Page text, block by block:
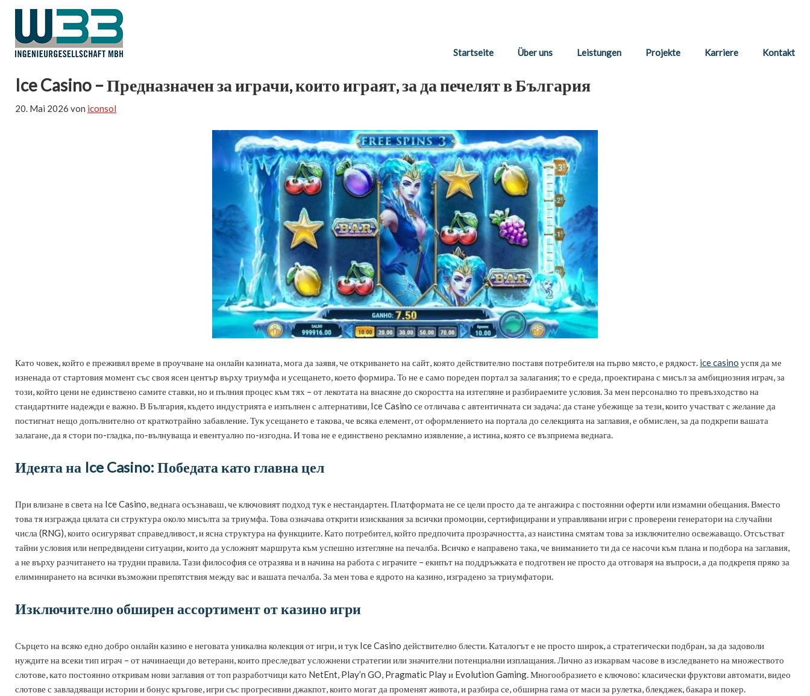
Startseite Über uns Leistungen Projekte Karriere Kontakt
Ice Casino – Предназначен за играчи, които играят, за да печелят в България
20. Mai 2026 von iconsol
Като човек, който е преживял време в проучване на онлайн казината, мога да заявя, че откриването на сайт, която действително поставя потребителя на първо място, е рядкост. ice casino успя да ме
изненада от стартовия момент със своя ясен център върху триумфа и усещането, което формира. То не е само пореден портал за залагания; то е среда, проектирана с мисъл за амбициозния играч, за
този, който цени не единствено самите ставки, но и пълния процес към тях – от лекотата на внасяне до скоростта на изтегляне и разбираемите условия. За мен персонално то превъзходство на
стандартните надежди е важно. В България, където индустрията е изпълнен с алтернативи, Ice Casino се отличава с автентичната си задача: да стане убежище за тези, които участват с желание да
постигнат нещо допълнително от краткотрайно забавление. Тук усещането е такова, че всяка елемент, от оформлението на портала до селекцията на заглавия, е обмислен, за да подкрепи вашата
залагане, да я стори по-гладка, по-вълнуваща и евентуално по-изгодна. И това не е единствено рекламно изявление, а истина, която се възприема веднага.
Идеята на Ice Casino: Победата като главна цел
При влизане в света на Ice Casino, веднага осъзнаваш, че ключовият подход тук е нестандартен. Платформата не се цели просто да те ангажира с постоянни оферти или измамни обещания. Вместо
това тя изгражда цялата си структура около мисълта за триумфа. Това означава открити изисквания за всички промоции, сертифицирани и управлявани игри с проверени генератори на случайни
числа (RNG), които осигуряват справедливост, и ясна структура на функциите. Като потребител, който предпочита прозрачността, аз наистина смятам това за изключително освежаващо. Отсъстват
тайни условия или непредвидени ситуации, които да усложнят маршрута към успешно изтегляне на печалба. Всичко е направено така, че вниманието ти да се насочи към плана и подбора на заглавия,
а не върху разчитането на трудни правила. Тази философия се отразява и в начина на работа с играчите – екипът на поддръжката е подготвен не просто да отговаря на въпроси, а да подкрепя пряко за
елиминирането на всички възможни препятствия между вас и вашата печалба. За мен това е ядрото на казино, изградено за триумфатори.
Изключително обширен ассортимент от казино игри
Сърцето на всяко едно добро онлайн казино е неговата уникална колекция от игри, и тук Ice Casino действително блести. Каталогът е не просто широк, а стратегически подбран, за да задоволи
нуждите на всеки тип играч – от начинаещи до ветерани, които преследват усложнени стратегии или значителни потенциални изплащания. Лично аз изкарвам часове в изследването на множеството
слотове, като постоянно откривам нови заглавия от топ разработчици като NetEnt, Play’n GO, Pragmatic Play и Evolution Gaming. Многообразието е ключово: класически фруктови автомати, видео
слотове с завладяващи истории и бонус кръгове, игри със прогресивни джакпот, които могат да променят живота, и разбира се, обширна гама от маси за рулетка, блекджек, бакара и покер.